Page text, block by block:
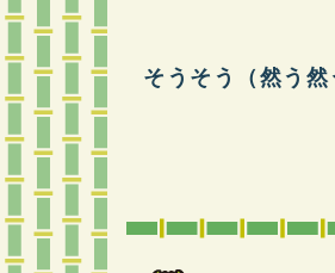
そうそう（然う然